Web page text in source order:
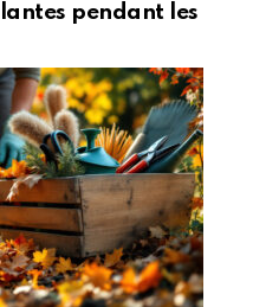
pendant les